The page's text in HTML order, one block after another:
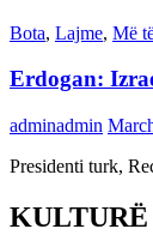
Bota, Lajme, Më
Erdogan:
adminadmin
Presidenti turk,
KULTURË